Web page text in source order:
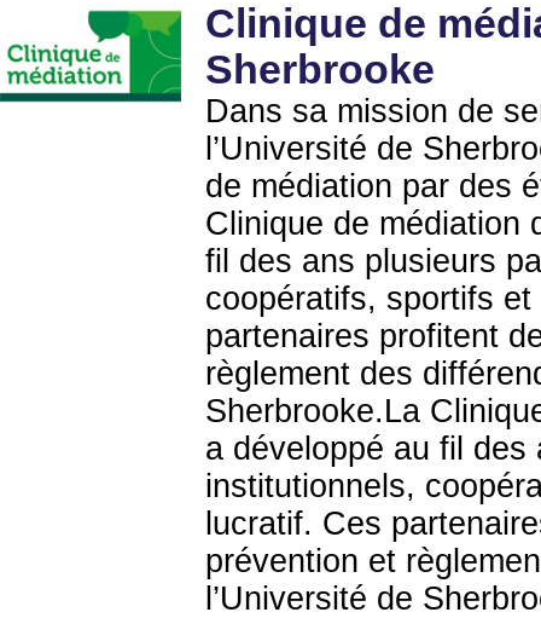
Clinique de
Sherbrooke
Dans sa mission de
l’Université de
de médiation par des
Clinique de médiation
fil des ans plusieurs
coopératifs, sportifs
partenaires profitent
règlement des
Sherbrooke.La
a développé au fil
institutionnels,
lucratif. Ces
prévention et
l’Université de